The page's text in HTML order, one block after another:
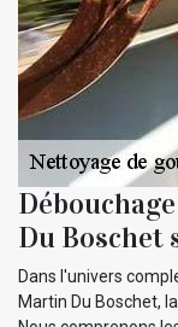
Du Boschet
Dans l'univers
Martin Du Boschet,